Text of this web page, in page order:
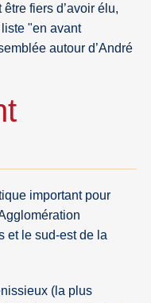
fiers d’avoir élu,
"en avant
autour d’André
important pour
et le sud-est de la
(la plus